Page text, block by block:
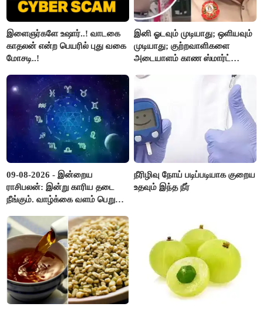
இளைஞர்களே உஷார்..! வாடகை
காதலன் என்ற பெயரில் புது வகை
மோசடி..!
இனி ஓடவும் முடியாது; ஒளியவும்
முடியாது; குற்றவாளிகளை
அடையாளம் காண ஸ்மார்ட்
09-08-2026 - இன்றைய
ராசிபலன்: இன்று காரிய தடை
நீங்கும். வாழ்க்கை வளம் பெறும்.
எடைபோடுவது நல்லது..!
நீரிழிவு நோய் படிப்படியாக குறைய
உதவும் இந்த நீர்